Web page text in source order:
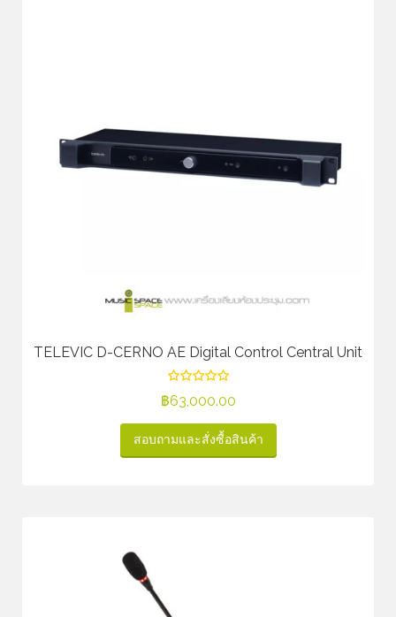
TELEVIC D-CERNO AE Digital Control Central Unit
฿63,000.00
สอบถามและสั่งซื้อสินค้า